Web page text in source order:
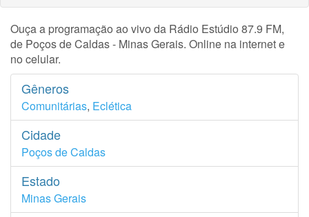
Ouça a programação ao vivo da Rádio Estúdio 87.9 FM,
de Poços de Caldas - Minas Gerais. Online na internet e
no celular.
Gêneros
Comunitárias, Eclética
Cidade
Poços de Caldas
Estado
Minas Gerais